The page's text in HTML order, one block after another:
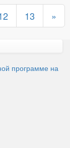
13 »
программе на